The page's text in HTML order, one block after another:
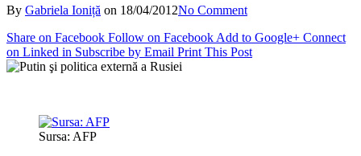
By Gabriela Ioniță on 18/04/2012No Comment
Share on Facebook Follow on Facebook Add to Google+ Connect
on Linked in Subscribe by Email Print This Post
Sursa: AFP